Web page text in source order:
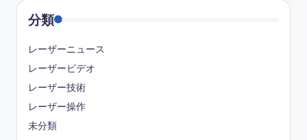
分類
レーザーニュース
レーザービデオ
レーザー技術
レーザー操作
未分類